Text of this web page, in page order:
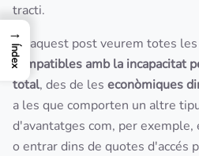
tracti.
En aquest post veurem totes les
compatibles amb la incapacitat
total, des de les econòmiques
a les que comporten un altre
d'avantatges com, per exemple,
o entrar dins de quotes d'accés
→
Índex